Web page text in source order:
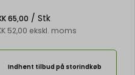
65,00 / Stk
52,00 ekskl. moms
Indhent tilbud på storindkøb